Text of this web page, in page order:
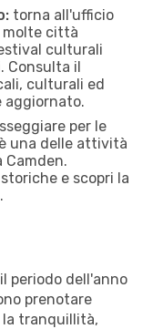
torna all'ufficio
molte città
culturali
Consulta il
culturali ed
aggiornato.
per le
una delle attività
e scopri la
periodo dell'anno
prenotare
la tranquillità,